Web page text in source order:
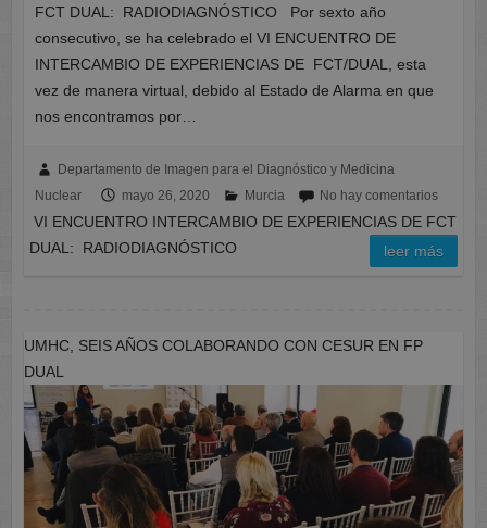
FCT DUAL: RADIODIAGNÓSTICO Por sexto año
consecutivo, se ha celebrado el VI ENCUENTRO DE
INTERCAMBIO DE EXPERIENCIAS DE FCT/DUAL, esta
vez de manera virtual, debido al Estado de Alarma en que
nos encontramos por…
Departamento de Imagen para el Diagnóstico y Medicina
Nuclear
mayo 26, 2020 Murcia No hay comentarios
VI ENCUENTRO INTERCAMBIO DE EXPERIENCIAS DE FCT
DUAL: RADIODIAGNÓSTICO
leer más
UMHC, SEIS AÑOS COLABORANDO CON CESUR EN FP
DUAL